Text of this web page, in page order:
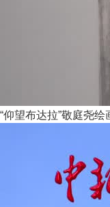
“仰望布达拉”敬庭尧